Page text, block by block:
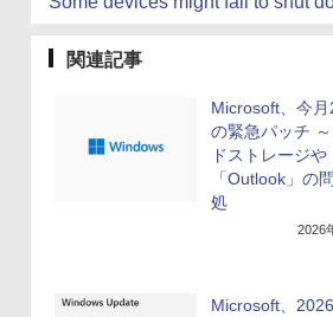
関連記事
Microsoft、今月
の緊急パッチ
ドストレージや
「Outlook」の
処
2026
Microsoft、